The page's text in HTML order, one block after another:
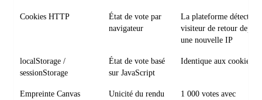
Cookies HTTP
État de vote par
navigateur
La plateforme détecte
visiteur de retour depuis
une nouvelle IP
localStorage /
sessionStorage
État de vote basé
sur JavaScript
Identique aux cookies
Empreinte Canvas
Unicité du rendu
1 000 votes avec